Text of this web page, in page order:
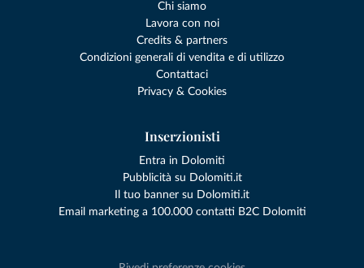
Chi siamo
Lavora con noi
Credits & partners
Condizioni generali di vendita e di utilizzo
Contattaci
Privacy & Cookies
Inserzionisti
Entra in Dolomiti
Pubblicità su Dolomiti.it
Il tuo banner su Dolomiti.it
Email marketing a 100.000 contatti B2C Dolomiti